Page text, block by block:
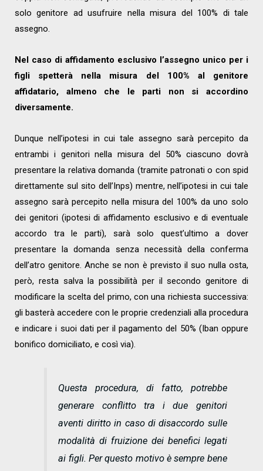
solo genitore ad usufruire nella misura del 100% di tale
assegno.
Nel caso di affidamento esclusivo l’assegno unico per i
figli spetterà nella misura del 100% al genitore
affidatario, almeno che le parti non si accordino
diversamente.
Dunque nell’ipotesi in cui tale assegno sarà percepito da
entrambi i genitori nella misura del 50% ciascuno dovrà
presentare la relativa domanda (tramite patronati o con spid
direttamente sul sito dell’Inps) mentre, nell’ipotesi in cui tale
assegno sarà percepito nella misura del 100% da uno solo
dei genitori (ipotesi di affidamento esclusivo e di eventuale
accordo tra le parti), sarà solo quest’ultimo a dover
presentare la domanda senza necessità della conferma
dell’atro genitore. Anche se non è previsto il suo nulla osta,
però, resta salva la possibilità per il secondo genitore di
modificare la scelta del primo, con una richiesta successiva:
gli basterà accedere con le proprie credenziali alla procedura
e indicare i suoi dati per il pagamento del 50% (Iban oppure
bonifico domiciliato, e così via).
Questa procedura, di fatto, potrebbe
generare conflitto tra i due genitori
aventi diritto in caso di disaccordo sulle
modalità di fruizione dei benefici legati
ai figli. Per questo motivo è sempre bene